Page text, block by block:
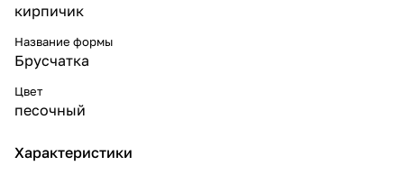
кирпичик
Название формы
Брусчатка
Цвет
песочный
Характеристики